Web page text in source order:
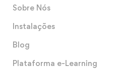
Sobre Nós
Instalações
Blog
Plataforma e-Learning